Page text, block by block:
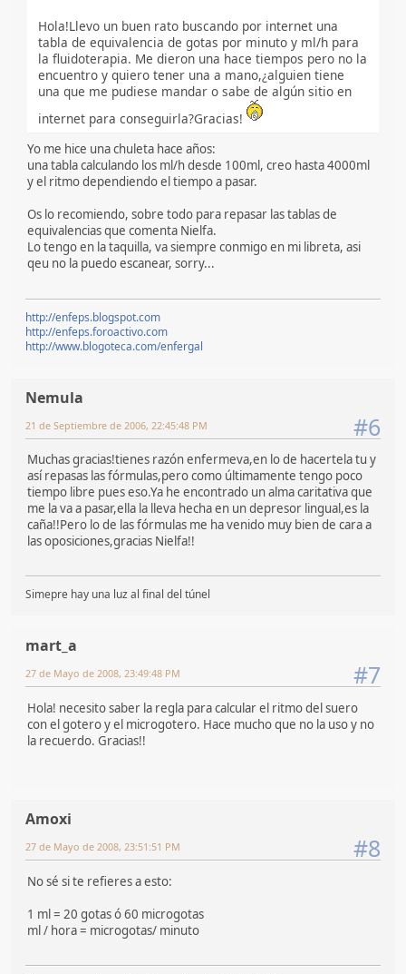
Hola!Llevo un buen rato buscando por internet una
tabla de equivalencia de gotas por minuto y ml/h para
la fluidoterapia. Me dieron una hace tiempos pero no la
encuentro y quiero tener una a mano,¿alguien tiene
una que me pudiese mandar o sabe de algún sitio en
internet para conseguirla?Gracias!
Yo me hice una chuleta hace años:
una tabla calculando los ml/h desde 100ml, creo hasta 4000ml
y el ritmo dependiendo el tiempo a pasar.
Os lo recomiendo, sobre todo para repasar las tablas de
equivalencias que comenta Nielfa.
Lo tengo en la taquilla, va siempre conmigo en mi libreta, asi
qeu no la puedo escanear, sorry...
http://enfeps.blogspot.com
http://enfeps.foroactivo.com
http://www.blogoteca.com/enfergal
Nemula
#6
21 de Septiembre de 2006, 22:45:48 PM
Muchas gracias!tienes razón enfermeva,en lo de hacertela tu y
así repasas las fórmulas,pero como últimamente tengo poco
tiempo libre pues eso.Ya he encontrado un alma caritativa que
me la va a pasar,ella la lleva hecha en un depresor lingual,es la
caña!!Pero lo de las fórmulas me ha venido muy bien de cara a
las oposiciones,gracias Nielfa!!
Simepre hay una luz al final del túnel
mart_a
#7
27 de Mayo de 2008, 23:49:48 PM
Hola! necesito saber la regla para calcular el ritmo del suero
con el gotero y el microgotero. Hace mucho que no la uso y no
la recuerdo. Gracias!!
Amoxi
#8
27 de Mayo de 2008, 23:51:51 PM
No sé si te refieres a esto:
1 ml = 20 gotas ó 60 microgotas
ml / hora = microgotas/ minuto